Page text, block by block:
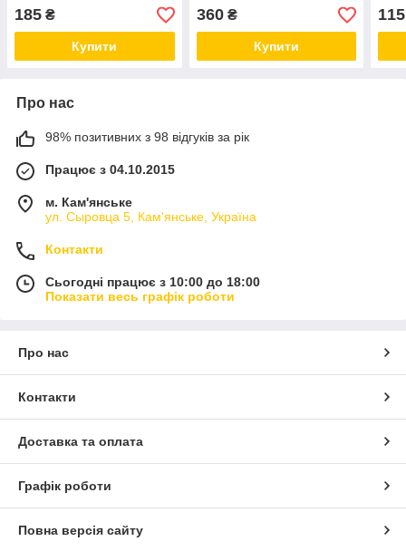
185 ₴
Купити
360₴
Купити
115
Про нас
98% позитивних з 98 відгуків за рік
Працює з 04.10.2015
м. Кам'янське
ул. Сыровца 5, Кам'янське, Україна
Контакти
Сьогодні працює з 10:00 до 18:00
Показати весь графік роботи
Про нас
Контакти
Доставка та оплата
Графік роботи
Повна версія сайту